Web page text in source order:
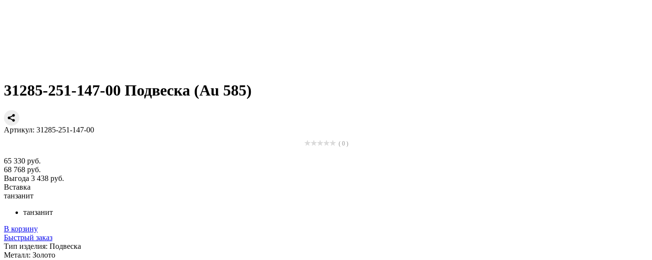
31285-251-147-00 Подвеска (Au 585)
Артикул: 31285-251-147-00
( 0 )
65 330 руб.
68 768 руб.
Выгода 3 438 руб.
Вставка
танзанит
танзанит
В корзину
Быстрый заказ
Тип изделия: Подвеска
Металл: Золото